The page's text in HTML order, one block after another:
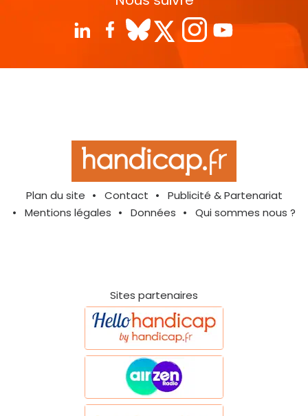
Plan du site Contact
Publicité & Partenariat
Mentions légales
Données Qui sommes nous ?
Sites partenaires